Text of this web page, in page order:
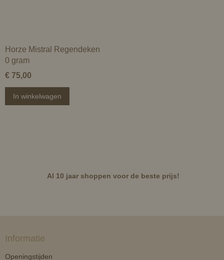
Horze Mistral Regendeken
0 gram
€ 75,00
In winkelwagen
Al 10 jaar shoppen voor de beste prijs!
Informatie
Openingstijden